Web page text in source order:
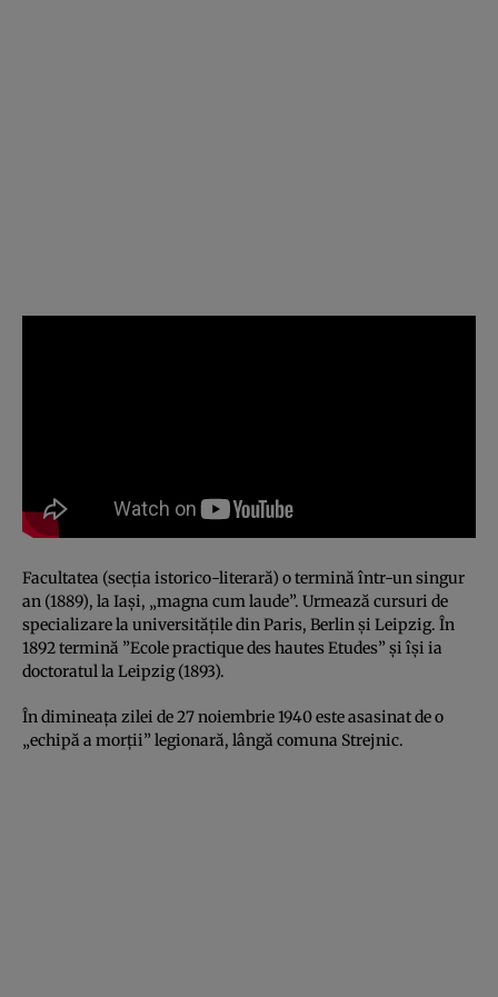
Facultatea (secţia istorico-literară) o termină într-un singur
an (1889), la Iaşi, „magna cum laude”. Urmează cursuri de
specializare la universităţile din Paris, Berlin şi Leipzig. În
1892 termină ”Ecole practique des hautes Etudes” şi îşi ia
doctoratul la Leipzig (1893).
În dimineaţa zilei de 27 noiembrie 1940 este asasinat de o
„echipă a morţii” legionară, lângă comuna Strejnic.